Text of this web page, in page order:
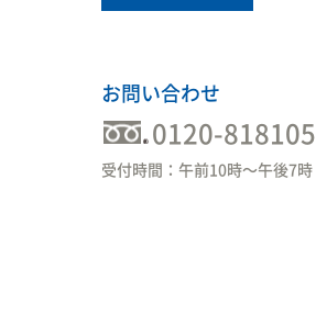
お問い合わせ
0120-818105
受付時間：午前10時〜午後7時